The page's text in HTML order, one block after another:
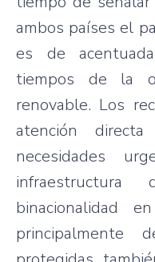
ambos países el
es de
tiempos de la
renovable. Los
atención
necesidades
binacionalidad